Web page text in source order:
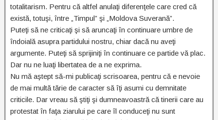
totalitarism. Pentru că altfel anulaţi diferenţele care cred că
există, totuşi, între „Timpul” şi „Moldova Suverană”.
Puteţi să ne criticaţi şi să aruncaţi în continuare umbre de
îndoială asupra partidului nostru, chiar dacă nu aveţi
argumente. Puteţi să sprijiniţi în continuare ce partide vă plac.
Dar nu ne luaţi libertatea de a ne exprima.
Nu mă aştept să-mi publicaţi scrisoarea, pentru că e nevoie
de mai multă tărie de caracter să îţi asumi cu demnitate
criticile. Dar vreau să ştiţi şi dumneavoastră că tinerii care au
protestat în faţa ziarului pe care îl conduceţi nu sunt